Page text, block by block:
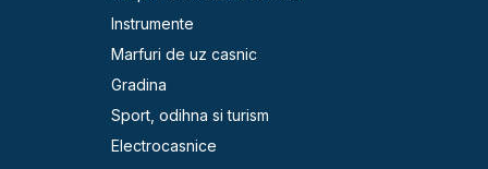
Instrumente
Marfuri de uz casnic
Gradina
Sport, odihna si turism
Electrocasnice